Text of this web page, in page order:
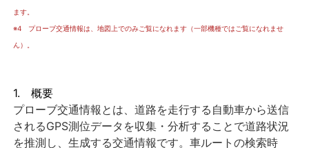
ます。
※4 プローブ交通情報は、地図上でのみご覧になれます（一部機種ではご覧になれませ
ん）。
1. 概要
プローブ交通情報とは、道路を走行する自動車から送信
されるGPS測位データを収集・分析することで道路状況
を推測し、生成する交通情報です。車ルートの検索時